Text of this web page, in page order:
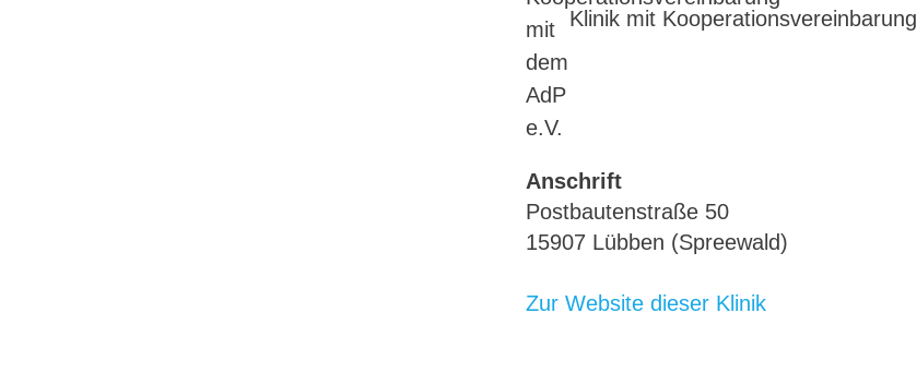
Klinik mit
Anschrift
Postbautenstraße 50
15907 Lübben (Spreewald)
Zur Website dieser Klinik